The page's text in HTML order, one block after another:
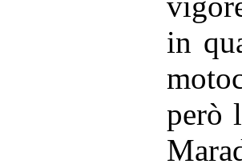
in
però